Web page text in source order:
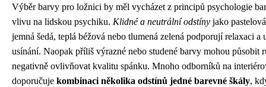
Výběr barvy pro ložnici by měl vycházet z principů psychologie
vlivu na lidskou psychiku. Klidné a neutrální odstíny jako
jemná šedá, teplá béžová nebo tlumená zelená podporují relaxaci a
usínání. Naopak příliš výrazné nebo studené barvy mohou působit
negativně ovlivňovat kvalitu spánku. Mnoho odborníků na
doporučuje kombinaci několika odstínů jedné barevné škály,